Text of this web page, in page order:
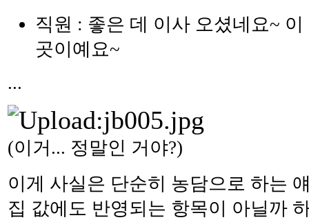
직원 : 좋은 데 이사 오셨네요~
곳이예요~
...
(이거... 정말인 거야?)
이게 사실은 단순히 농담으로 하는
집 값에도 반영되는 항목이 아닐까